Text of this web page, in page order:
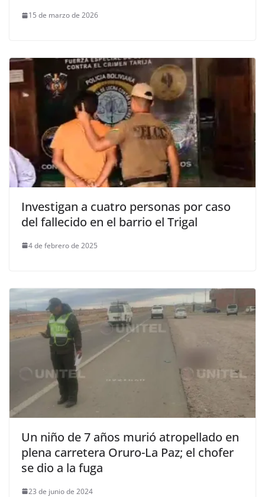
15 de marzo de 2026
Investigan a cuatro personas por caso
del fallecido en el barrio el Trigal
4 de febrero de 2025
Un niño de 7 años murió atropellado en
plena carretera Oruro-La Paz; el chofer
se dio a la fuga
23 de junio de 2024